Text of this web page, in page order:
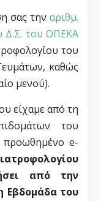
σας τηναριθμ.
Δ.Σ. του ΟΠΕΚΑ
του
καθώς
μενού).
είχαμε από τη
του
e-
από την
Εβδομάδα του